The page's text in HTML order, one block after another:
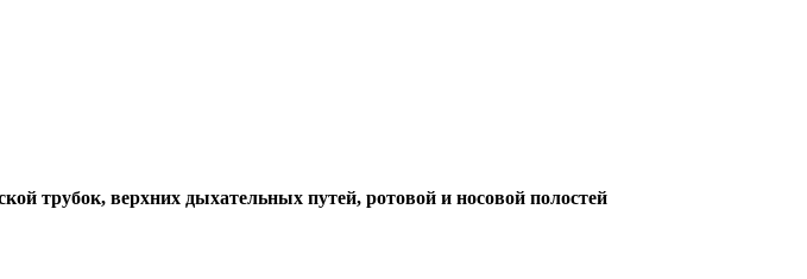
трубок, верхних дыхательных путей, ротовой и носовой полостей